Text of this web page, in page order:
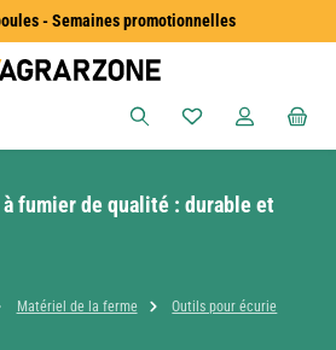
- Semaines promotionnelles
Vous avez 0
fumier de qualité : durable et
Matériel de la ferme
Outils pour écurie